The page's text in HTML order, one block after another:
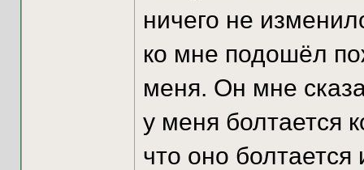
ничего не
ко мне подошёл
меня. Он мне
у меня болтается
что оно болтается